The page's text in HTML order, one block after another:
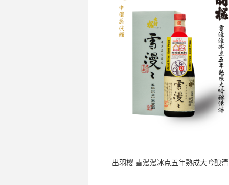
出羽樱 雪漫漫冰点五年熟成大吟酿清